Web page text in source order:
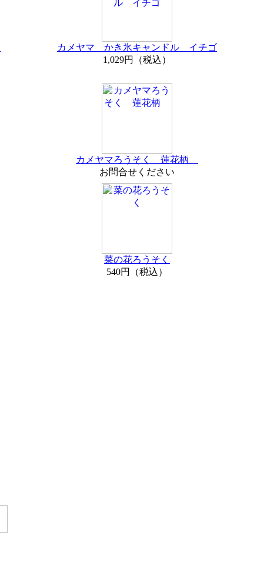
カメヤマ かき氷キャンドル イチゴ
1,029円（税込）
カメヤマろうそく 蓮花柄
お問合せください
菜の花ろうそく
540円（税込）